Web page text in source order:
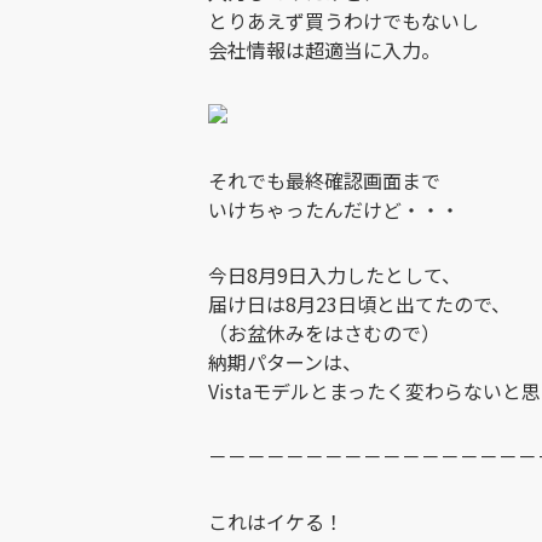
とりあえず買うわけでもないし
会社情報は超適当に入力。
それでも最終確認画面まで
いけちゃったんだけど・・・
今日8月9日入力したとして、
届け日は8月23日頃と出てたので、
（お盆休みをはさむので）
納期パターンは、
Vistaモデルとまったく変わらないと思
－－－－－－－－－－－－－－－－－
これはイケる！